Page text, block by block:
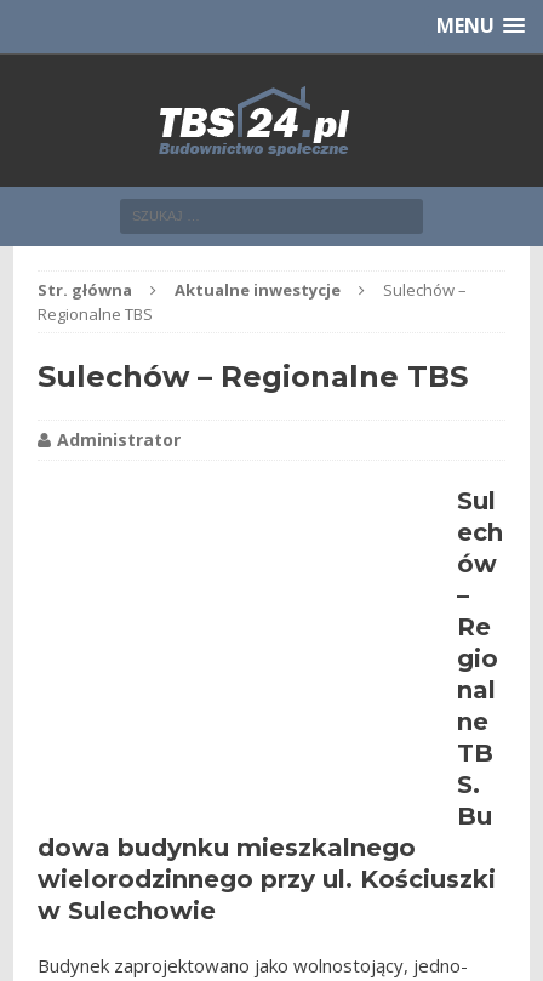
CHCĘ [klik]MENU
Str. główna Aktualne inwestycje
Sulechów –
Regionalne TBS
Sulechów – Regionalne TBS
Administrator
Sul
ech
ów
–
Re
gio
nal
ne
TB
S.
Bu
dowa budynku mieszkalnego
wielorodzinnego przy ul. Kościuszki
w Sulechowie
Budynek zaprojektowano jako wolnostojący, jedno-